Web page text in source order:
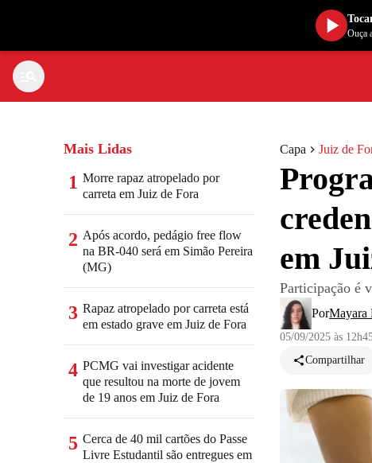
Capa Juiz de
em
Participação é
PorMayara
05/09/2025 às
Compartilhar
Mais Lidas
1 Morre rapaz atropelado por
carreta em Juiz de Fora
2 Após acordo, pedágio free flow
na BR-040 será em Simão Pereira
(MG)
3 Rapaz atropelado por carreta está
em estado grave em Juiz de Fora
4 PCMG vai investigar acidente
que resultou na morte de jovem
de 19 anos em Juiz de Fora
5 Cerca de 40 mil cartões do Passe
Livre Estudantil são entregues em
Ouça